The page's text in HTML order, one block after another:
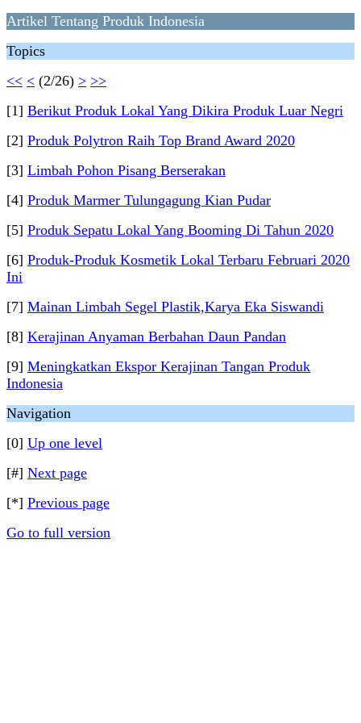
Artikel Tentang Produk Indonesia
Topics
<< < (2/26) > >>
[1] Berikut Produk Lokal Yang Dikira Produk Luar Negri
[2] Produk Polytron Raih Top Brand Award 2020
[3] Limbah Pohon Pisang Berserakan
[4] Produk Marmer Tulungagung Kian Pudar
[5] Produk Sepatu Lokal Yang Booming Di Tahun 2020
[6] Produk-Produk Kosmetik Lokal Terbaru Februari 2020
Ini
[7] Mainan Limbah Segel Plastik,Karya Eka Siswandi
[8] Kerajinan Anyaman Berbahan Daun Pandan
[9] Meningkatkan Ekspor Kerajinan Tangan Produk
Indonesia
Navigation
[0] Up one level
[#] Next page
[*] Previous page
Go to full version